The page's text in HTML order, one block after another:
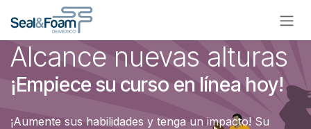
Skip to Content
Alcance nuevas alturas
¡Empiece su curso en línea hoy!
¡Aumente sus habilidades y tenga un impacto! Su